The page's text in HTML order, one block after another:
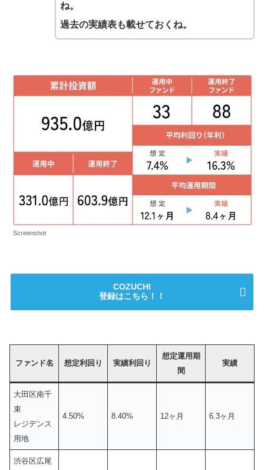
ね。
過去の実績表も載せておくね。
Screenshot
COZUCHI
登録はこちら！！
ファンド名 想定利回り 実績利回り
想定運用期
間
実績
大田区南千
束
レジデンス
用地
4.50% 8.40% 12ヶ月 6.3ヶ月
渋谷区広尾